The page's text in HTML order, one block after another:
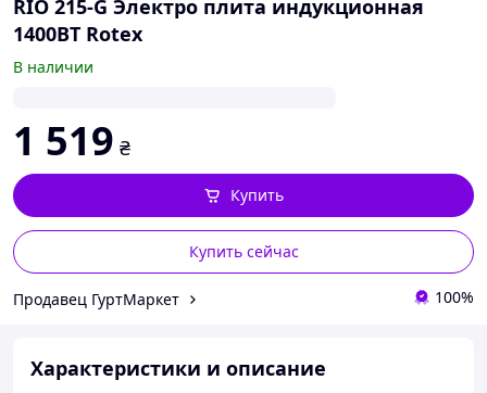
RIO 215-G Электро плита индукционная
1400ВТ Rotex
В наличии
1 519 ₴
Купить сейчас
Купить
Продавец ГуртМаркет 100%
Характеристики и описание